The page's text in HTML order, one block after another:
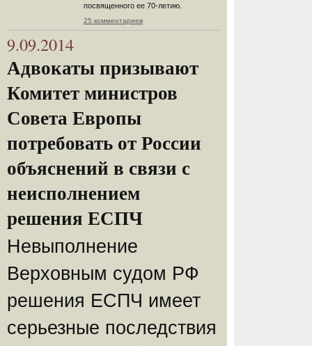
посвященного ее 70-летию.
25 комментариев
9.09.2014
Адвокаты призывают
Комитет министров
Совета Европы
потребовать от России
объяснений в связи с
неисполнением
решения ЕСПЧ
Невыполнение
Верховным судом РФ
решения ЕСПЧ имеет
серьезные последствия